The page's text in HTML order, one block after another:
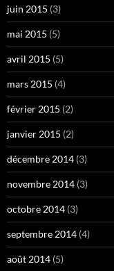
juin 2015 (3)
mai 2015 (5)
avril 2015 (5)
mars 2015 (4)
février 2015 (2)
janvier 2015 (2)
décembre 2014 (3)
novembre 2014 (3)
octobre 2014 (3)
septembre 2014 (4)
août 2014 (5)